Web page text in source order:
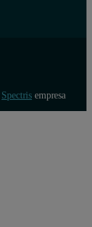
Spectris empresa